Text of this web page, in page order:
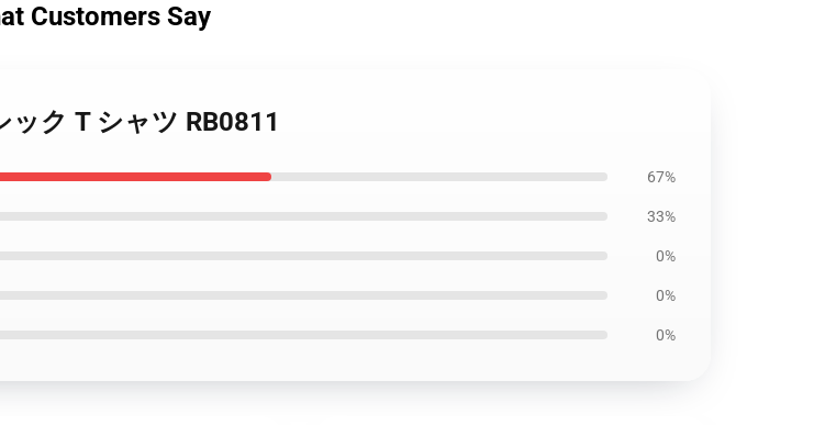
Customers Say
ク T シャツ RB0811
67%
33%
0%
0%
0%